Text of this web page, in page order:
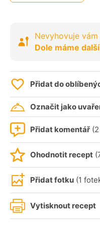
Nevyhovuje
Dole máme
Přidat do
Označit jako
Přidat komentář
Ohodnotit recept
Přidat fotku (1
Vytisknout recept